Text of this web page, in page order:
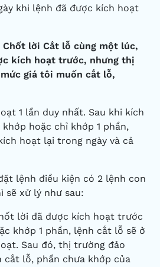
khi lệnh đã được kích hoạt
lời Cắt lỗ cùng một lúc,
kích hoạt trước, nhưng thị
giá tôi muốn cắt lỗ,
1 lần duy nhất. Sau khi kích
hoặc chỉ khớp 1 phần,
hoạt lại trong ngày và cả
lệnh điều kiện có 2 lệnh con
sẽ xử lý như sau:
lời đã được kích hoạt trước
khớp 1 phần, lệnh cắt lỗ sẽ ở
Sau đó, thị trường đảo
cắt lỗ, phần chưa khớp của